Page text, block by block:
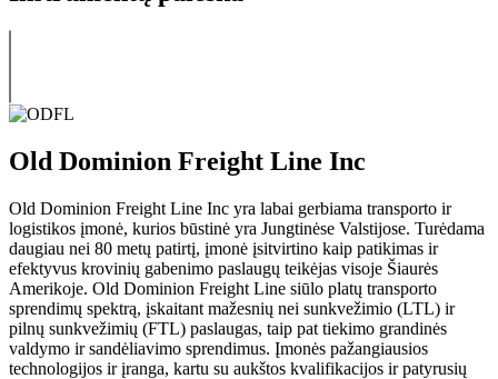
Old Dominion Freight Line Inc
Old Dominion Freight Line Inc yra labai gerbiama transporto ir
logistikos įmonė, kurios būstinė yra Jungtinėse Valstijose. Turėdama
daugiau nei 80 metų patirtį, įmonė įsitvirtino kaip patikimas ir
efektyvus krovinių gabenimo paslaugų teikėjas visoje Šiaurės
Amerikoje. Old Dominion Freight Line siūlo platų transporto
sprendimų spektrą, įskaitant mažesnių nei sunkvežimio (LTL) ir
pilnų sunkvežimių (FTL) paslaugas, taip pat tiekimo grandinės
valdymo ir sandėliavimo sprendimus. Įmonės pažangiausios
technologijos ir įranga, kartu su aukštos kvalifikacijos ir patyrusių